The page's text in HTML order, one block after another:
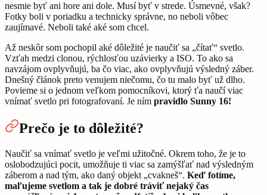
nesmie byť ani hore ani dole. Musí byť v strede. Úsmevné, však?
Fotky boli v poriadku a technicky správne, no neboli vôbec
zaujímavé. Neboli také aké som chcel.
Až neskôr som pochopil aké dôležité je naučiť sa „čítať“ svetlo.
Vzťah medzi clonou, rýchlosťou uzávierky a ISO. To ako sa
navzájom ovplyvňujú, ba čo viac, ako ovplyvňujú výsledný záber.
Dnešný článok preto venujem niečomu, čo tu malo byť už dlho.
Povieme si o jednom veľkom pomocníkovi, ktorý ťa naučí viac
vnímať svetlo pri fotografovaní. Je ním pravidlo Sunny 16!
Prečo je to dôležité?
Naučiť sa vnímať svetlo je veľmi užitočné. Okrem toho, že je to
oslobodzujúci pocit, umožňuje ti viac sa zamýšľať nad výsledným
záberom a nad tým, ako daný objekt „cvakneš“. Keď fotíme,
maľujeme svetlom a tak je dobré tráviť nejaký čas